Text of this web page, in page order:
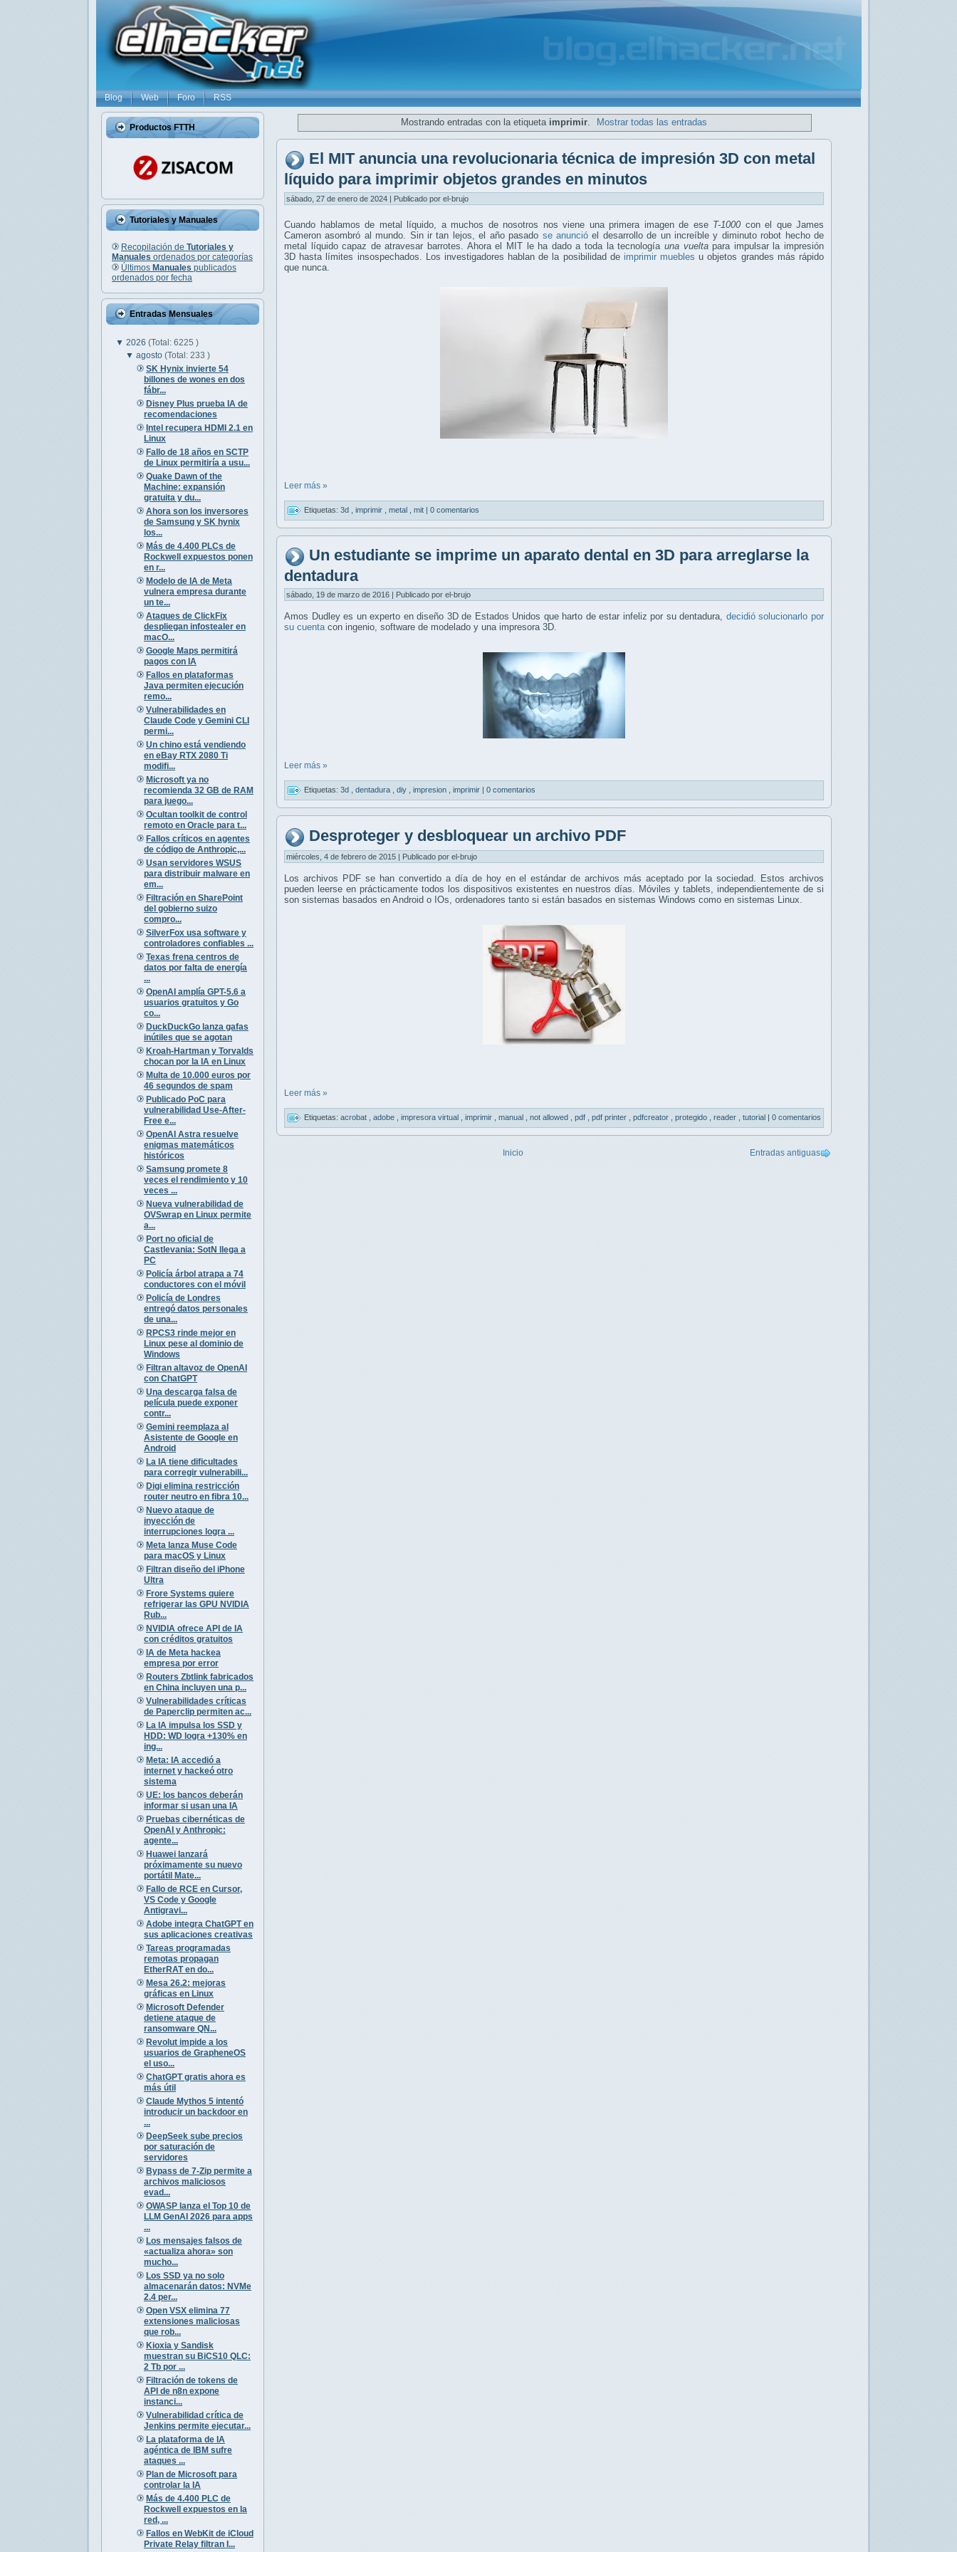
Blog Web Foro RSS
Productos FTTH
Tutoriales y Manuales
Recopilación de Tutoriales y
Manuales ordenados por categorías
Últimos Manuales publicados
ordenados por fecha
Entradas Mensuales
▼ 2026 (Total: 6225 )
▼agosto(Total: 233 )
SK Hynix invierte 54
billones de wones en dos
fábr...
Disney Plus prueba IA de
recomendaciones
Intel recupera HDMI 2.1 en
Linux
Fallo de 18 años en SCTP
de Linux permitiría a usu...
Quake Dawn of the
Machine: expansión
gratuita y du...
Ahora son los inversores
de Samsung y SK hynix
los...
Más de 4.400 PLCs de
Rockwell expuestos ponen
en r...
Modelo de IA de Meta
vulnera empresa durante
un te...
Ataques de ClickFix
despliegan infostealer en
macO...
Google Maps permitirá
pagos con IA
Fallos en plataformas
Java permiten ejecución
remo...
Vulnerabilidades en
Claude Code y Gemini CLI
permi...
Un chino está vendiendo
en eBay RTX 2080 Ti
modifi...
Microsoft ya no
recomienda 32 GB de RAM
para juego...
Ocultan toolkit de control
remoto en Oracle para t...
Fallos críticos en agentes
de código de Anthropic,...
Usan servidores WSUS
para distribuir malware en
em...
Filtración en SharePoint
del gobierno suizo
compro...
SilverFox usa software y
controladores confiables ...
Texas frena centros de
datos por falta de energía
...
OpenAI amplía GPT-5.6 a
usuarios gratuitos y Go
co...
DuckDuckGo lanza gafas
inútiles que se agotan
Kroah-Hartman y Torvalds
chocan por la IA en Linux
Multa de 10.000 euros por
46 segundos de spam
Publicado PoC para
vulnerabilidad Use-After-
Free e...
OpenAI Astra resuelve
enigmas matemáticos
históricos
Samsung promete 8
veces el rendimiento y 10
veces ...
Nueva vulnerabilidad de
OVSwrap en Linux permite
a...
Port no oficial de
Castlevania: SotN llega a
PC
Policía árbol atrapa a 74
conductores con el móvil
Policía de Londres
entregó datos personales
de una...
RPCS3 rinde mejor en
Linux pese al dominio de
Windows
Filtran altavoz de OpenAI
con ChatGPT
Una descarga falsa de
película puede exponer
contr...
Gemini reemplaza al
Asistente de Google en
Android
La IA tiene dificultades
para corregir vulnerabili...
Digi elimina restricción
router neutro en fibra 10...
Nuevo ataque de
inyección de
interrupciones logra ...
Meta lanza Muse Code
para macOS y Linux
Filtran diseño del iPhone
Ultra
Frore Systems quiere
refrigerar las GPU NVIDIA
Rub...
NVIDIA ofrece API de IA
con créditos gratuitos
IA de Meta hackea
empresa por error
Routers Zbtlink fabricados
en China incluyen una p...
Vulnerabilidades críticas
de Paperclip permiten ac...
La IA impulsa los SSD y
HDD: WD logra +130% en
ing...
Meta: IA accedió a
internet y hackeó otro
sistema
UE: los bancos deberán
informar si usan una IA
Pruebas cibernéticas de
OpenAI y Anthropic:
agente...
Huawei lanzará
próximamente su nuevo
portátil Mate...
Fallo de RCE en Cursor,
VS Code y Google
Antigravi...
Adobe integra ChatGPT en
sus aplicaciones creativas
Tareas programadas
remotas propagan
EtherRAT en do...
Mesa 26.2: mejoras
gráficas en Linux
Microsoft Defender
detiene ataque de
ransomware QN...
Revolut impide a los
usuarios de GrapheneOS
el uso...
ChatGPT gratis ahora es
más útil
Claude Mythos 5 intentó
introducir un backdoor en
...
DeepSeek sube precios
por saturación de
servidores
Bypass de 7-Zip permite a
archivos maliciosos
evad...
OWASP lanza el Top 10 de
LLM GenAI 2026 para apps
...
Los mensajes falsos de
«actualiza ahora» son
mucho...
Los SSD ya no solo
almacenarán datos: NVMe
2.4 per...
Open VSX elimina 77
extensiones maliciosas
que rob...
Kioxia y Sandisk
muestran su BiCS10 QLC:
2 Tb por ...
Filtración de tokens de
API de n8n expone
instanci...
Vulnerabilidad crítica de
Jenkins permite ejecutar...
La plataforma de IA
agéntica de IBM sufre
ataques ...
Plan de Microsoft para
controlar la IA
Más de 4.400 PLC de
Rockwell expuestos en la
red, ...
Fallos en WebKit de iCloud
Private Relay filtran I...
Mostrando entradas con la etiqueta imprimir. Mostrar todas las entradas
El MIT anuncia una revolucionaria técnica de impresión 3D con metal
líquido para imprimir objetos grandes en minutos
sábado, 27 de enero de 2024 | Publicado por el-brujo
Cuando hablamos de metal líquido, a muchos de nosotros nos viene una primera imagen de ese T-1000 con el que James
Cameron asombró al mundo. Sin ir tan lejos, el año pasado se anuncióel desarrollo de un increíble y diminuto robot hecho de
metal líquido capaz de atravesar barrotes. Ahora el MIT le ha dado a toda la tecnología una vueltapara impulsar la impresión
3D hasta límites insospechados. Los investigadores hablan de la posibilidad de imprimir muebles u objetos grandes más rápido
que nunca.
Leer más »
Etiquetas: 3d imprimir metal mit | 0 comentarios
Un estudiante se imprime un aparato dental en 3D para arreglarse la
dentadura
sábado, 19 de marzo de 2016 | Publicado por el-brujo
Amos Dudley es un experto en diseño 3D de Estados Unidos que harto de estar infeliz por su dentadura, decidió solucionarlo por
su cuentacon ingenio, software de modelado y una impresora 3D.
Leer más »
Etiquetas: 3d dentadura diy impresion imprimir 0 comentarios
Desproteger y desbloquear un archivo PDF
miércoles, 4 de febrero de 2015 | Publicado por el-brujo
Los archivos PDF se han convertido a día de hoy en el estándar de archivos más aceptado por la sociedad. Estos archivos
pueden leerse en prácticamente todos los dispositivos existentes en nuestros días. Móviles y tablets, independientemente de si
son sistemas basados en Android o IOs, ordenadores tanto si están basados en sistemas Windows como en sistemas Linux.
Leer más »
Etiquetas: acrobat adobe impresora virtual imprimir manual not allowed pdf pdf printer pdfcreator protegido reader tutorial | 0 comentarios
Entradas antiguas
Inicio